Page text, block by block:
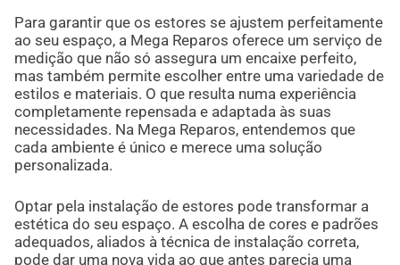
Para garantir que os estores se ajustem perfeitamente
ao seu espaço, a Mega Reparos oferece um serviço de
medição que não só assegura um encaixe perfeito,
mas também permite escolher entre uma variedade de
estilos e materiais. O que resulta numa experiência
completamente repensada e adaptada às suas
necessidades. Na Mega Reparos, entendemos que
cada ambiente é único e merece uma solução
personalizada.
Optar pela instalação de estores pode transformar a
estética do seu espaço. A escolha de cores e padrões
adequados, aliados à técnica de instalação correta,
pode dar uma nova vida ao que antes parecia uma